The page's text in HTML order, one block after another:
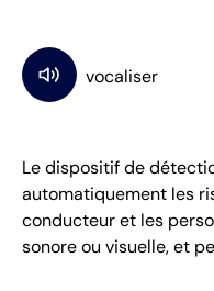
Le dispositif de
automatiquement les
conducteur et les
sonore ou visuelle, et